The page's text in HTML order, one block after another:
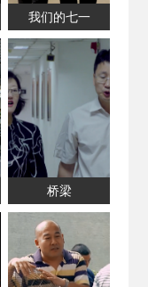
我们的七一
桥梁